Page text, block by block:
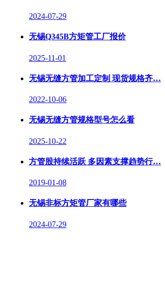
2024-07-29
无锡Q345B方矩管工厂报价
2025-11-01
无锡无缝方管加工定制 现货规格齐…
2022-10-06
无锡无缝方管规格型号怎么看
2025-10-22
方管股持续活跃 多因素支撑趋势行…
2019-01-08
无锡非标方矩管厂家有哪些
2024-07-29